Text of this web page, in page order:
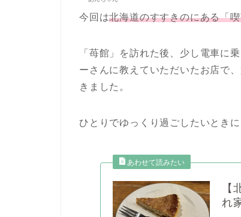
今回は北海道のすすきのにある「
「苺館」を訪れた後、少し電車に
ーさんに教えていただいたお店で
きました。
ひとりでゆっくり過ごしたいとき
れ